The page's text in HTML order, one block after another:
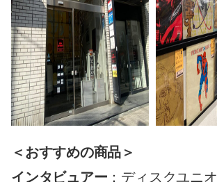
＜おすすめの商品＞
インタビュアー ：ディスクユニ